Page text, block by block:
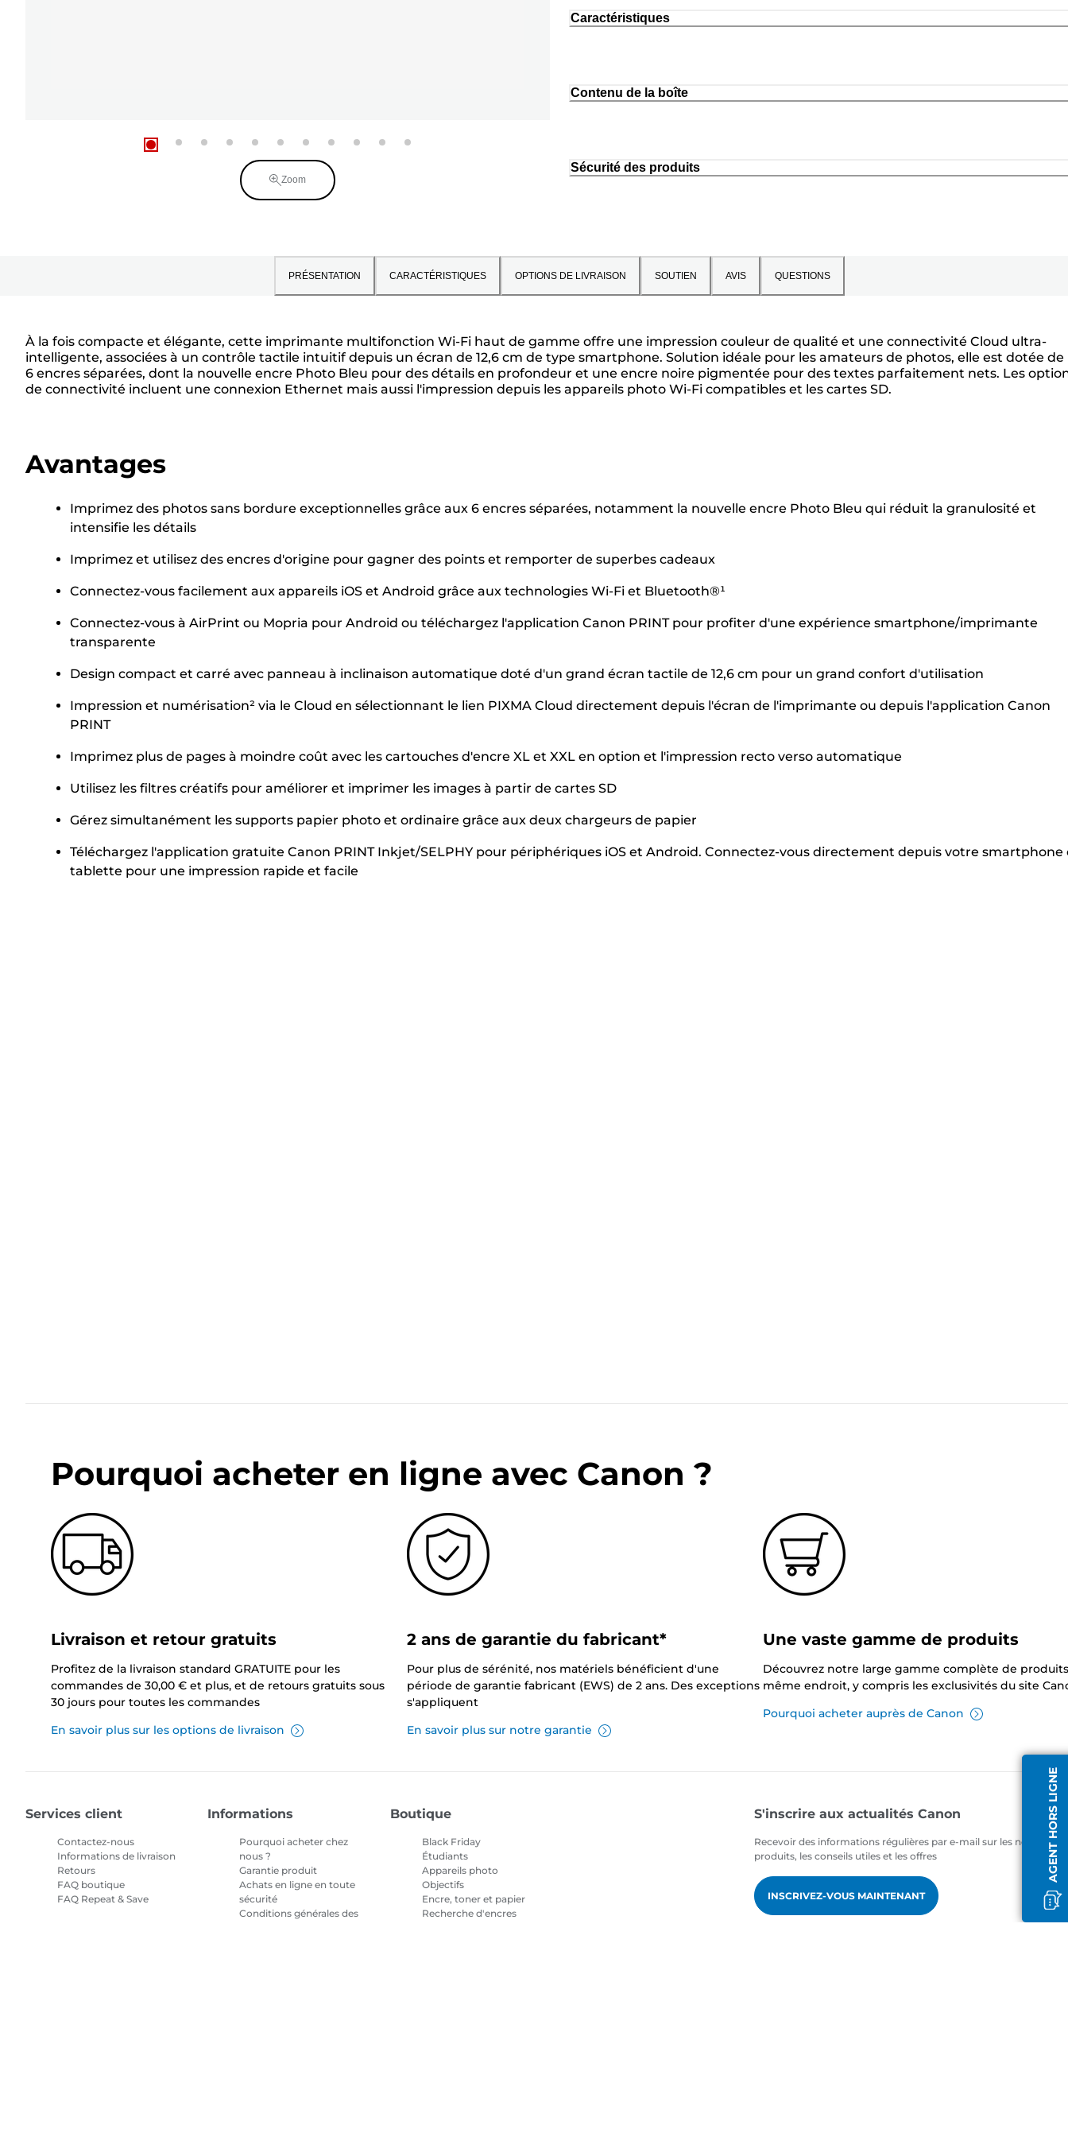
Zoom
Caractéristiques
Contenu de la boîte
Sécurité des produits
PRÉSENTATION CARACTÉRISTIQUES OPTIONS DE LIVRAISON SOUTIEN AVIS QUESTIONS
À la fois compacte et élégante, cette imprimante multifonction Wi-Fi haut de gamme offre une impression couleur de qualité et une connectivité Cloud ultra-
intelligente, associées à un contrôle tactile intuitif depuis un écran de 12,6 cm de type smartphone. Solution idéale pour les amateurs de photos, elle est dotée de
6 encres séparées, dont la nouvelle encre Photo Bleu pour des détails en profondeur et une encre noire pigmentée pour des textes parfaitement nets. Les
de connectivité incluent une connexion Ethernet mais aussi l'impression depuis les appareils photo Wi-Fi compatibles et les cartes SD.
Avantages
Imprimez des photos sans bordure exceptionnelles grâce aux 6 encres séparées, notamment la nouvelle encre Photo Bleu qui réduit la granulosité et
intensifie les détails
Imprimez et utilisez des encres d'origine pour gagner des points et remporter de superbes cadeaux
Connectez-vous facilement aux appareils iOS et Android grâce aux technologies Wi-Fi et Bluetooth®¹
Connectez-vous à AirPrint ou Mopria pour Android ou téléchargez l'application Canon PRINT pour profiter d'une expérience smartphone/imprimante
transparente
Design compact et carré avec panneau à inclinaison automatique doté d'un grand écran tactile de 12,6 cm pour un grand confort d'utilisation
Impression et numérisation² via le Cloud en sélectionnant le lien PIXMA Cloud directement depuis l'écran de l'imprimante ou depuis l'application Canon
PRINT
Imprimez plus de pages à moindre coût avec les cartouches d'encre XL et XXL en option et l'impression recto verso automatique
Utilisez les filtres créatifs pour améliorer et imprimer les images à partir de cartes SD
Gérez simultanément les supports papier photo et ordinaire grâce aux deux chargeurs de papier
Téléchargez l'application gratuite Canon PRINT Inkjet/SELPHY pour périphériques iOS et Android. Connectez-vous directement depuis votre smartphone
tablette pour une impression rapide et facile
AGENT HORS LIGNE
Pourquoi acheter en ligne avec Canon ?
Livraison et retour gratuits
Profitez de la livraison standard GRATUITE pour les
commandes de 30,00 € et plus, et de retours gratuits sous
30 jours pour toutes les commandes
En savoir plus sur les options de livraison
2 ans de garantie du fabricant*
Pour plus de sérénité, nos matériels bénéficient d'une
période de garantie fabricant (EWS) de 2 ans. Des exceptions
s'appliquent
En savoir plus sur notre garantie
Une vaste gamme de produits
Découvrez notre large gamme complète de
même endroit, y compris les exclusivités du site
Pourquoi acheter auprès de Canon
Services client
Contactez-nous
Informations de livraison
Retours
FAQ boutique
FAQ Repeat & Save
Informations
Pourquoi acheter chez
nous ?
Garantie produit
Achats en ligne en toute
sécurité
Conditions générales des
Boutique
Black Friday
Étudiants
Appareils photo
Objectifs
Encre, toner et papier
Recherche d'encres
S'inscrire aux actualités Canon
Recevoir des informations régulières par e-mail sur les nouveaux
produits, les conseils utiles et les offres
INSCRIVEZ-VOUS MAINTENANT